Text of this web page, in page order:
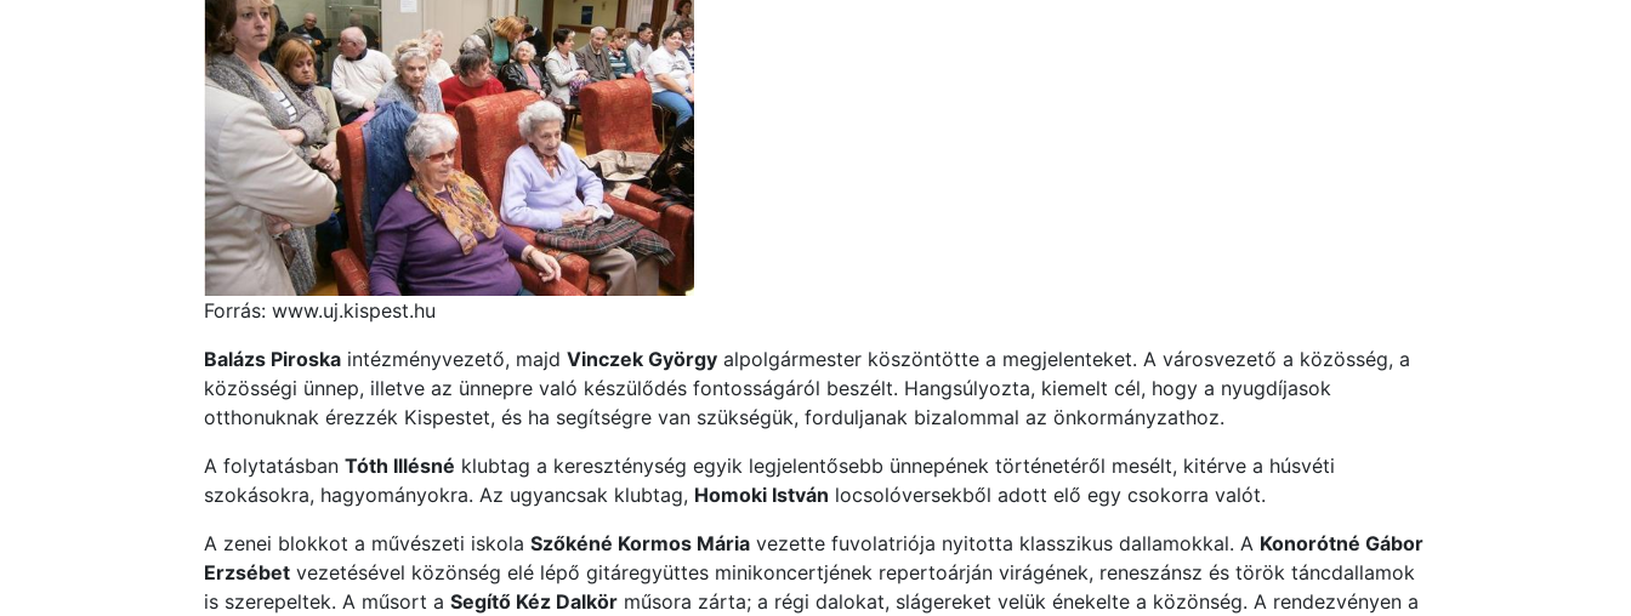
Forrás: www.uj.kispest.hu
Balázs Piroska intézményvezető, majd Vinczek György alpolgármester köszöntötte a megjelenteket. A városvezető a közösség, a
közösségi ünnep, illetve az ünnepre való készülődés fontosságáról beszélt. Hangsúlyozta, kiemelt cél, hogy a nyugdíjasok
otthonuknak érezzék Kispestet, és ha segítségre van szükségük, forduljanak bizalommal az önkormányzathoz.
A folytatásban Tóth Illésné klubtag a kereszténység egyik legjelentősebb ünnepének történetéről mesélt, kitérve a húsvéti
szokásokra, hagyományokra. Az ugyancsak klubtag, Homoki István locsolóversekből adott elő egy csokorra valót.
A zenei blokkot a művészeti iskola Szőkéné Kormos Mária vezette fuvolatriója nyitotta klasszikus dallamokkal. A Konorótné Gábor
Erzsébet vezetésével közönség elé lépő gitáregyüttes minikoncertjének repertoárján virágének, reneszánsz és török táncdallamok
is szerepeltek. A műsort a Segítő Kéz Dalkör műsora zárta; a régi dalokat, slágereket velük énekelte a közönség. A rendezvényen a